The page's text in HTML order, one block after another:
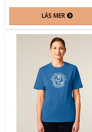
LÄS MER